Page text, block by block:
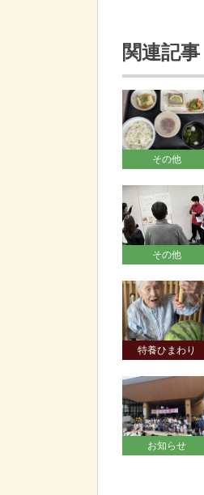
関連記事
その他
その他
特養ひまわり
お知らせ